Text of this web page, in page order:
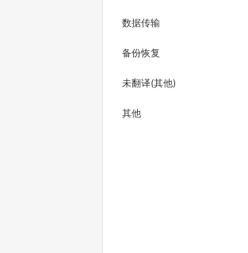
数据传输
备份恢复
未翻译(其他)
其他